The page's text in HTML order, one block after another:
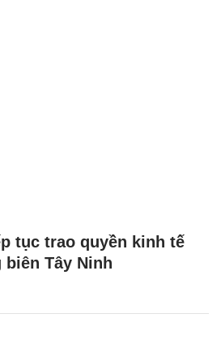
tục trao quyền kinh tế
Tây Ninh